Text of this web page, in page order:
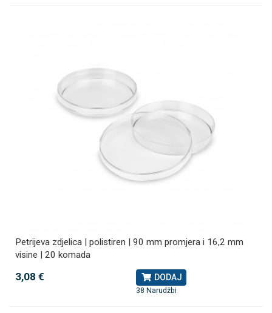
Petrijeva zdjelica | polistiren | 90 mm promjera i 16,2 mm
visine | 20 komada
3,08 € DODAJ
38 Narudžbi